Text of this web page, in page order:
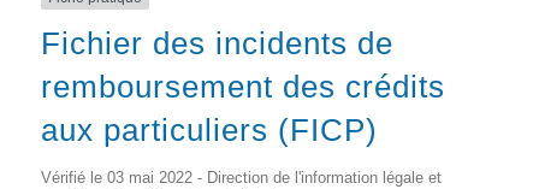
Fichier des incidents de
remboursement des crédits
aux particuliers (FICP)
Vérifié le 03 mai 2022 - Direction de l'information légale et